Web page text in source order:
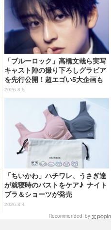
「ブルーロック」高橋文哉ら実写
キャスト陣の撮り下ろしグラビア
を先行公開！超エゴい5大企画も
「週刊少年マガジン」36.37合併
号
2026.8.5
「ちいかわ」ハチワレ、うさぎ達
が就寝時のバストをケア♪ ナイト
ブラ＆ショーツが発売
2026.8.4
Recommended by